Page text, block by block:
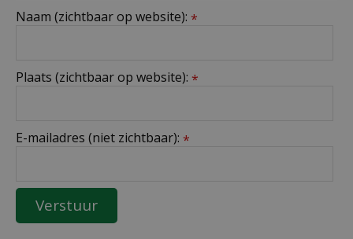
Naam (zichtbaar op website): *
Plaats (zichtbaar op website): *
E-mailadres (niet zichtbaar): *